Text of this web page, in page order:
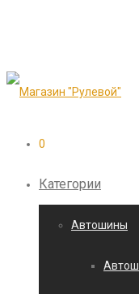
0
Категории
Автошины